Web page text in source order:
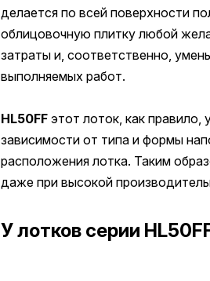
делается по всей поверхности
облицовочную плитку любой
затраты и, соответственно,
выполняемых работ.
HL50FF этот лоток, как правило,
зависимости от типа и формы
расположения лотка. Таким
даже при высокой
У лотков серии